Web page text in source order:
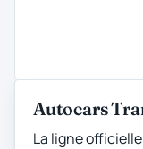
Autocars
La ligne